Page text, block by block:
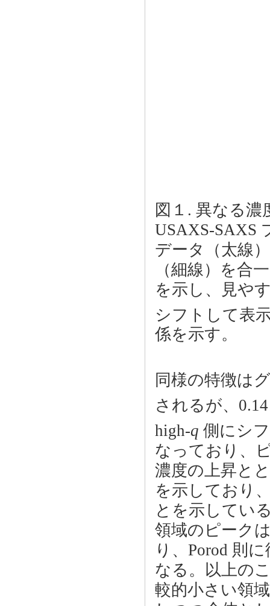
図１. 異なる
USAXS-SAXS
データ（太線
（細線）を合
を示し、見や
シフトして表
係を示す。
同様の特徴は
されるが、
high-q 側にシ
なっており、
濃度の上昇と
を示しており
とを示してい
領域のピーク
り、Porod 則
なる。以上の
較的小さい領